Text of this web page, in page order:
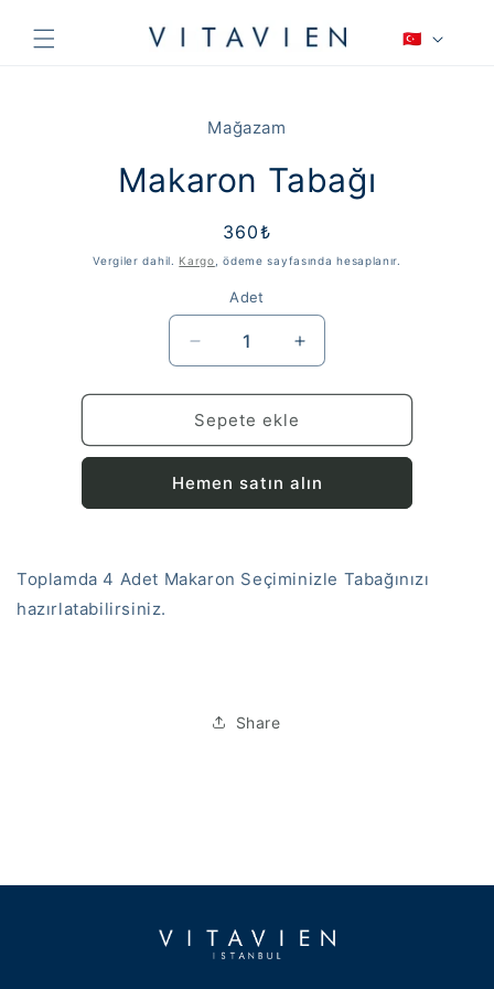
atla
🇹🇷
Mağazam
Makaron Tabağı
Normal
fiyat
360₺
Vergiler dahil. Kargo , ödeme sayfasında hesaplanır.
Adet
Makaron
Tabağı
için
adedi
azaltın
Makaron
Tabağı
için
artırın
Sepete ekle
Hemen satın alın
Toplamda 4 Adet Makaron Seçiminizle Tabağınızı
hazırlatabilirsiniz.
Share